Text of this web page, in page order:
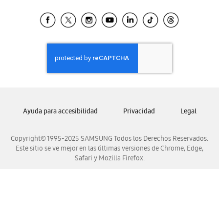
Samsung Ecuador
Samsung El Salvador
Samsung Guatemala
Samsung Honduras
Samsung Nicaragua
Samsung Venezuela
Copyright© 1995-2025 SAMSUNG Todos los Derechos Reservados.
Este sitio se ve mejor en las últimas versiones de Chrome, Edge,
Safari y Mozilla Firefox.
Ayuda para accesibilidad Privacidad Legal